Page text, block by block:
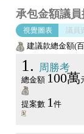
承包金額議
視覺圖表 議員
建議款總金額(
1 周勝考
總金額 100萬
提案數 1 件